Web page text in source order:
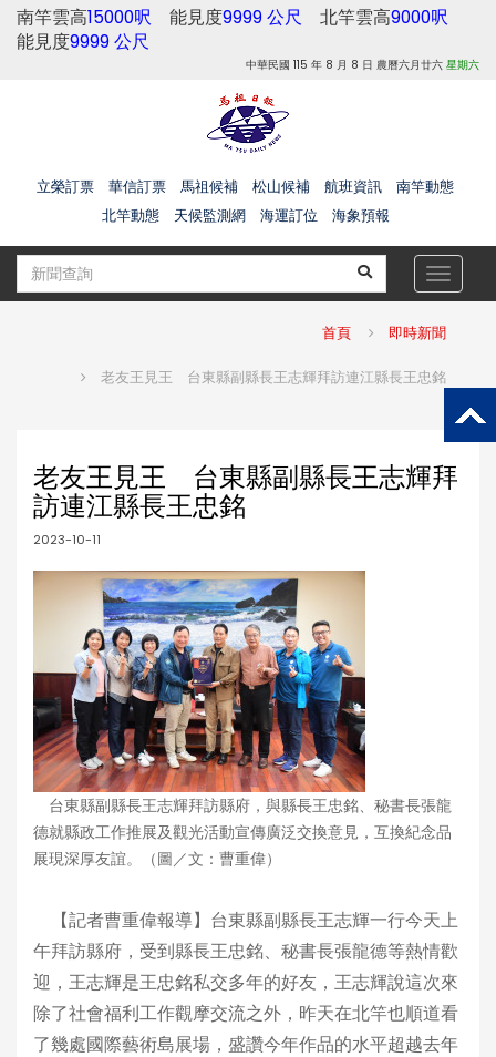
南竿雲高15000呎 能見度9999 公尺 北竿雲高9000呎
能見度9999 公尺
中華民國 115 年 8 月 8 日 農曆六月廿六 星期六
立榮訂票 華信訂票 馬祖候補 松山候補 航班資訊
南竿動態
北竿動態
天候監測網 海運訂位 海象預報
Toggle
首頁 即時新聞
老友王見王 台東縣副縣長王志輝拜訪連江縣長王忠銘
老友王見王 台東縣副縣長王志輝拜
訪連江縣長王忠銘
2023-10-11
台東縣副縣長王志輝拜訪縣府，與縣長王忠銘、秘書長張龍
德就縣政工作推展及觀光活動宣傳廣泛交換意見，互換紀念品
展現深厚友誼。（圖／文：曹重偉）
【記者曹重偉報導】台東縣副縣長王志輝一行今天上
午拜訪縣府，受到縣長王忠銘、秘書長張龍德等熱情歡
迎，王志輝是王忠銘私交多年的好友，王志輝說這次來
除了社會福利工作觀摩交流之外，昨天在北竿也順道看
了幾處國際藝術島展場，盛讚今年作品的水平超越去年